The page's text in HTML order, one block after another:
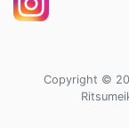
Copyright ©